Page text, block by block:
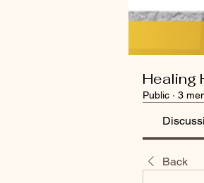
Healing
Public · 3
Back